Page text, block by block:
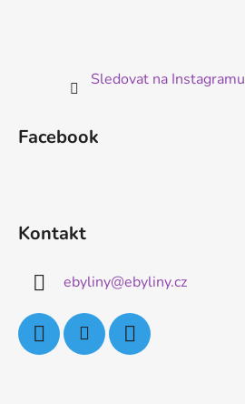
Sledovat na Instagramu
Facebook
Kontakt
ebyliny@ebyliny.cz